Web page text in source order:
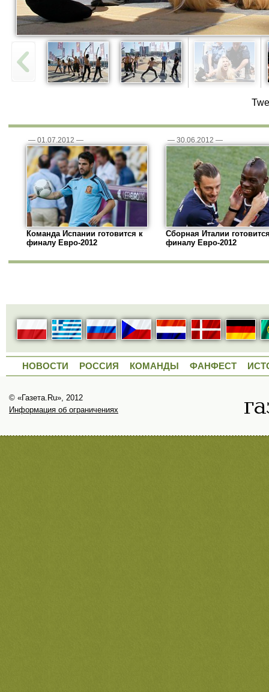
— 01.07.2012 —
Команда Испании готовится к
финалу Евро-2012
— 30.06.2012 —
Сборная Италии
финалу Евро-2012
НОВОСТИ РОССИЯ КОМАНДЫ ФАНФЕСТ
© «Газета.Ru», 2012
Информация об ограничениях